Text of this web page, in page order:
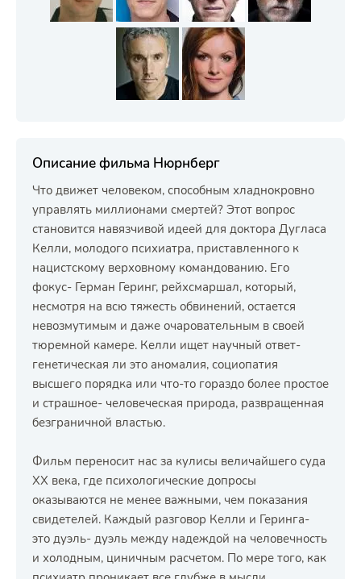
Описание фильма Нюрнберг
Что движет человеком, способным хладнокровно
управлять миллионами смертей? Этот вопрос
становится навязчивой идеей для доктора Дугласа
Келли, молодого психиатра, приставленного к
нацистскому верховному командованию. Его
фокус- Герман Геринг, рейхсмаршал, который,
несмотря на всю тяжесть обвинений, остается
невозмутимым и даже очаровательным в своей
тюремной камере. Келли ищет научный ответ-
генетическая ли это аномалия, социопатия
высшего порядка или что-то гораздо более простое
и страшное- человеческая природа, развращенная
безграничной властью.
Фильм переносит нас за кулисы величайшего суда
XX века, где психологические допросы
оказываются не менее важными, чем показания
свидетелей. Каждый разговор Келли и Геринга-
это дуэль- дуэль между надеждой на человечность
и холодным, циничным расчетом. По мере того, как